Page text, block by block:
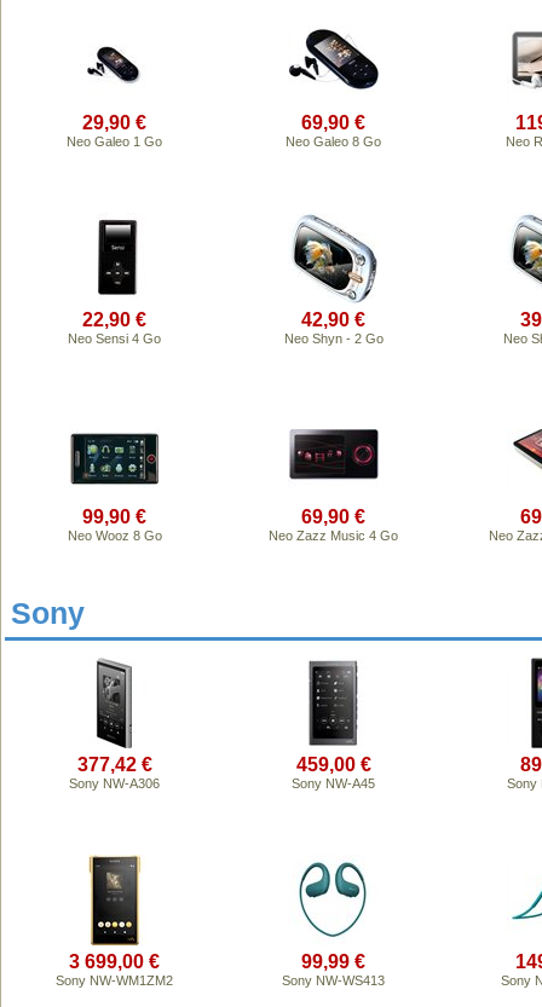
29,90 €
Neo Galeo 1 Go
69,90 €
Neo Galeo 8 Go Neo
22,90 €
Neo Sensi 4 Go
42,90 €
Neo Shyn - 2 Go Neo
99,90 €
Neo Wooz 8 Go
69,90 €
Neo Zazz Music 4 Go Neo
Sony
377,42 €
Sony NW-A306
459,00 €
Sony NW-A45 Sony
3 699,00 €
Sony NW-WM1ZM2
99,99 €
Sony NW-WS413 Sony